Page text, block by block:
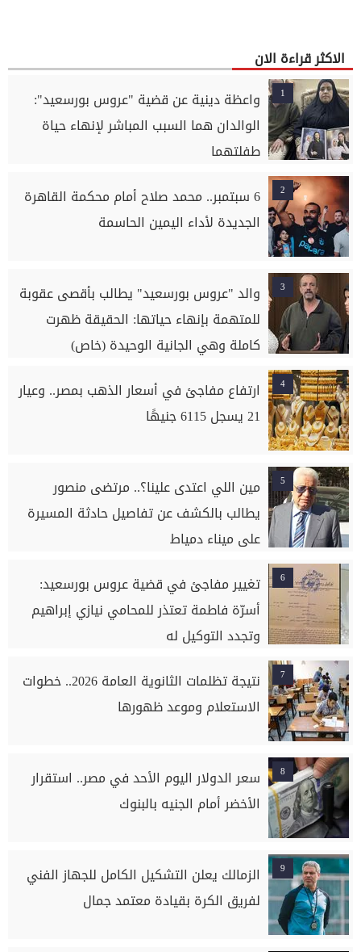
الاكثر قراءة الان
1
واعظة دينية عن قضية "عروس بورسعيد":
الوالدان هما السبب المباشر لإنهاء حياة
طفلتهما
2
6 سبتمبر.. محمد صلاح أمام محكمة القاهرة
الجديدة لأداء اليمين الحاسمة
3
والد "عروس بورسعيد" يطالب بأقصى عقوبة
للمتهمة بإنهاء حياتها: الحقيقة ظهرت
كاملة وهي الجانية الوحيدة (خاص)
4
ارتفاع مفاجئ في أسعار الذهب بمصر.. وعيار
21 يسجل 6115 جنيهًا
5
مين اللي اعتدى علينا؟.. مرتضى منصور
يطالب بالكشف عن تفاصيل حادثة المسيرة
على ميناء دمياط
6
تغيير مفاجئ في قضية عروس بورسعيد:
أسرّة فاطمة تعتذر للمحامي نيازي إبراهيم
وتجدد التوكيل له
7
نتيجة تظلمات الثانوية العامة 2026.. خطوات
الاستعلام وموعد ظهورها
8
سعر الدولار اليوم الأحد في مصر.. استقرار
الأخضر أمام الجنيه بالبنوك
9
الزمالك يعلن التشكيل الكامل للجهاز الفني
لفريق الكرة بقيادة معتمد جمال